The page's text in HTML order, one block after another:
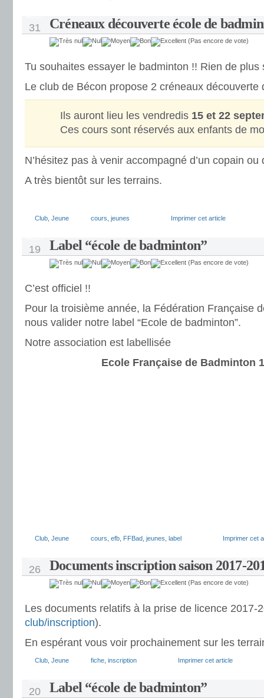
31 Créneaux découverte école de
(Pas encore de vote)
Tu souhaites essayer le badminton !! Rien de plus
Le club de Bécon propose 2 créneaux découverte
Ils auront lieu les vendredis 15 et 22
Ces cours sont réservés aux enfants de
N’hésitez pas à venir accompagné d’un copain ou
A très bientôt sur les terrains.
Club Jeune cours jeunes Imprimer cet article
19 Label “école de badminton”
(Pas encore de vote)
C’est officiel !!
Pour la troisième année, la Fédération Française
nous valider notre label “Ecole de badminton”.
Notre association est labellisée
Ecole Française de Badminton
Club Jeune cours efb FFBad jeunes label Imprimer cet
26 Documents inscription saison 2017-
(Pas encore de vote)
Les documents relatifs à la prise de licence 2017-
club/inscription).
En espérant vous voir prochainement sur les
Club Jeune fiche inscription Imprimer cet article
20 Label “école de badminton”